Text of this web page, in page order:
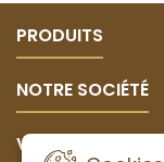
PRODUITS
NOTRE SOCIÉTÉ
VOTRE COMPTE